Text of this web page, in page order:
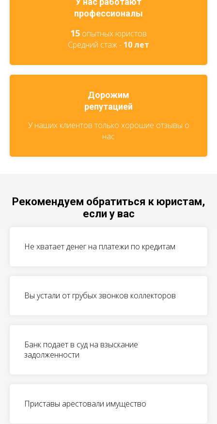
профессионалы
15 опытных юристов
Средний стаж - 10 лет
Дорожим
репутацией
У наших клиентов только хорошие отзывы о
нас
Рекомендуем обратиться к юристам,
если у вас
Не хватает денег на платежи по кредитам
Вы устали от грубых звонков коллекторов
Банк подает в суд на взыскание
задолженности
Приставы арестовали имущество